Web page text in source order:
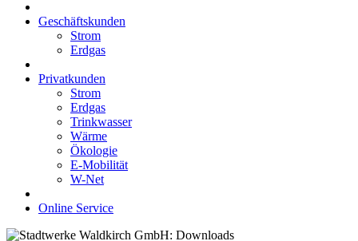
Geschäftskunden
Strom
Erdgas
Privatkunden
Strom
Erdgas
Trinkwasser
Wärme
Ökologie
E-Mobilität
W-Net
Online Service